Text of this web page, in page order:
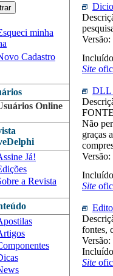
minha
Cadastro
Online
Já!
a Revista
Site
DLL
Não
graças
Site
fontes,
Site